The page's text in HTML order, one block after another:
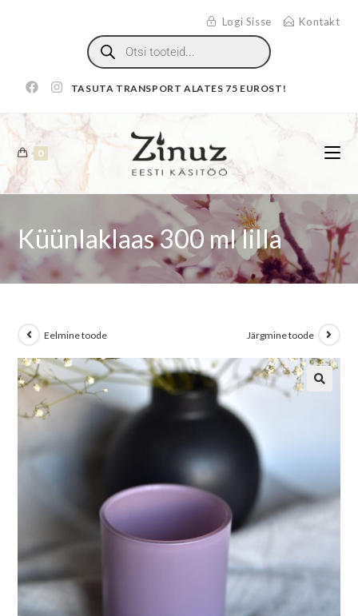
Logi Sisse Kontakt
TASUTA TRANSPORT ALATES 75 EUROST!
0
Küünlaklaas 300 ml lilla
Eelmine toode Järgmine toode